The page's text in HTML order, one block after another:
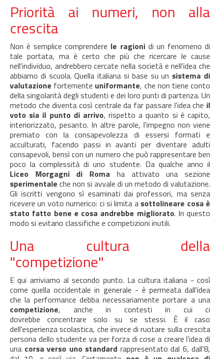
Priorità ai numeri, non alla
crescita
Non è semplice comprendere le ragioni di un fenomeno di
tale portata, ma è certo che più che ricercare le cause
nell'individuo, andrebbero cercate nella società e nell'idea che
abbiamo di scuola. Quella italiana si base su un sistema di
valutazione fortemente uniformante, che non tiene conto
della singolarità degli studenti e dei loro punti di partenza. Un
metodo che diventa così centrale da far passare l'idea che il
voto sia il punto di arrivo, rispetto a quanto si è capito,
interiorizzato, pesanto. In altre parole, l'impegno non viene
premiato con la consapevolezza di essersi formati e
acculturati, facendo passi in avanti per diventare adulti
consapevoli, bensì con un numero che può rappresentare ben
poco la complessità di uno studente. Da qualche anno il
Liceo Morgagni di Roma ha attivato una sezione
sperimentale che non si avvale di un metodo di valutazione.
Gli iscritti vengono sì esaminati dai professori, ma senza
ricevere un voto numerico: ci si limita a sottolineare cosa è
stato fatto bene e cosa andrebbe migliorato. In questo
modo si evitano classifiche e competizioni inutili.
Una cultura della
"competizione"
E qui arriviamo al secondo punto. La cultura italiana - così
come quella occidentale in generale - è permeata dall'idea
che la performance debba necessariamente portare a una
competizione, anche in contesti in cui ci
dovrebbe concentrare solo su se stessi. È il caso
dell'esperienza scolastica, che invece di ruotare sulla crescita
persona dello studente va per forza di cose a creare l'idea di
una corsa verso uno standard rappresentato dal 6, dall'8,